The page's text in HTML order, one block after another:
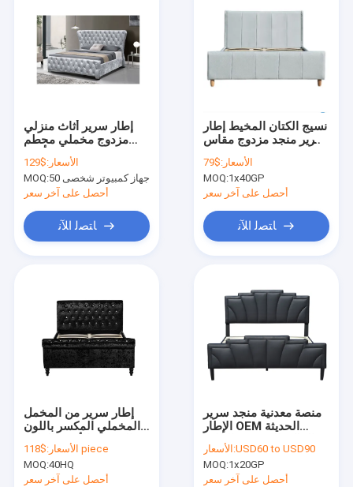
المنتجات
عرض الواقع الافتراضي
حول بنا
هيكل سرير منجد
إطار سرير أثاث منزلي
مزدوج مخملي محطم
الأسعار:$129
MOQ:
50 جهاز كمبيوتر شخصى
أحصل على آخر سعر
ﺎﺘﺼﻟ ﺍﻶﻧ
نسيج الكتان المخيط إطار
سرير منجد مزدوج مقاس
EN1725
الأسعار:$79
MOQ:1x40GP
أحصل على آخر سعر
ﺎﺘﺼﻟ ﺍﻶﻧ
إطار سرير من المخمل
المخملي المكسر باللون
الفضي والأسود الفاخر
بحجم كينج مزدوج
الأسعار: $118 piece
MOQ:40HQ
أحصل على آخر سعر
منصة معدنية منجد سرير
الإطار OEM الحديثة
الملكة الحجم بو الجلود
الأسودالأسعار:USD60 to USD90
MOQ:1x20GP
أحصل على آخر سعر